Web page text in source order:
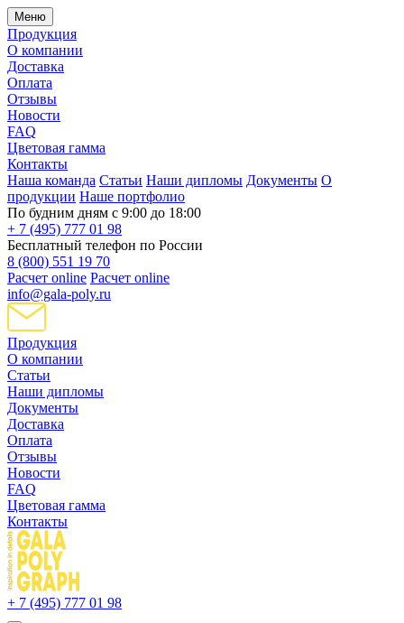
Меню
Продукция
О компании
Доставка
Оплата
Отзывы
Новости
FAQ
Цветовая гамма
Контакты
Наша команда Статьи Наши дипломы Документы О
продукции Наше портфолио
По будним дням с 9:00 до 18:00
+ 7 (495) 777 01 98
Бесплатный телефон по России
8 (800) 551 19 70
Расчет online Расчет online
info@gala-poly.ru
Продукция
О компании
Статьи
Наши дипломы
Документы
Доставка
Оплата
Отзывы
Новости
FAQ
Цветовая гамма
Контакты
+ 7 (495) 777 01 98